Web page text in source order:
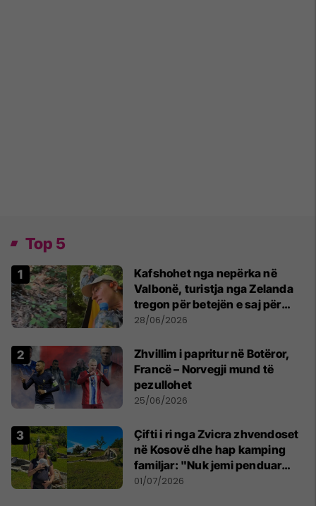
Top 5
Kafshohet nga nepërka në
Valbonë, turistja nga Zelanda
tregon për betejën e saj për
mbijetesë
28/06/2026
Zhvillim i papritur në Botëror,
Francë – Norvegji mund të
pezullohet
25/06/2026
Çifti i ri nga Zvicra zhvendoset
në Kosovë dhe hap kamping
familjar: "Nuk jemi penduar
asnjë ditë"
01/07/2026